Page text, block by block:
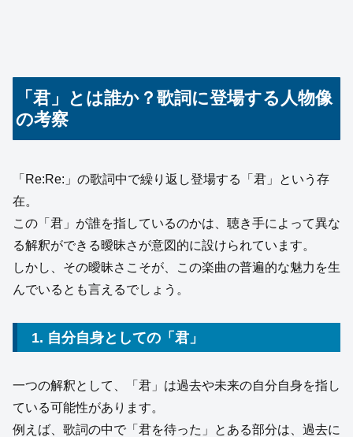
「君」とは誰か？歌詞に登場する人物像
の考察
「Re:Re:」の歌詞中で繰り返し登場する「君」という存
在。
この「君」が誰を指しているのかは、聴き手によって異な
る解釈ができる曖昧さが意図的に設けられています。
しかし、その曖昧さこそが、この楽曲の普遍的な魅力を生
んでいるとも言えるでしょう。
1. 自分自身としての「君」
一つの解釈として、「君」は過去や未来の自分自身を指し
ている可能性があります。
例えば、歌詞の中で「君を待った」とある部分は、過去に